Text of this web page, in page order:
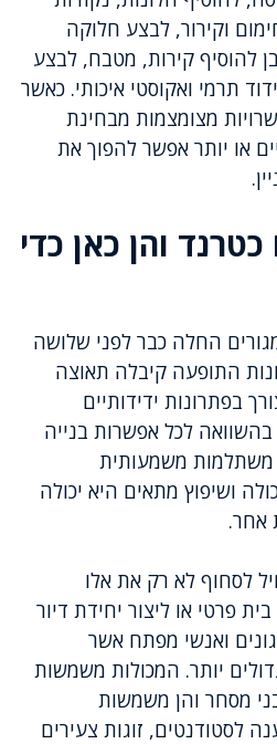
וקירור, לבצע חלוקה
להוסיף קירות, מטבח, לבצע
תרמי ואקוסטי איכותי. כאשר
מצומצמות מבחינת
או יותר אפשר להפוך את
והן כאן כדי
החלה כבר לפני שלושה
התופעה קיבלה תאוצה
בפתרונות ידידותיים
בהשוואה לכל אפשרות בנייה
משתלמות משמעותית
ושיפוץ מתאים היא יכולה
אחר.
לסחוף לא רק את אלו
פרטי או ליצור יחידת דיור
ואנשי מפתח אשר
יותר. המכולות משמשות
מסחר והן משמשות
לסטודנטים, זוגות צעירים